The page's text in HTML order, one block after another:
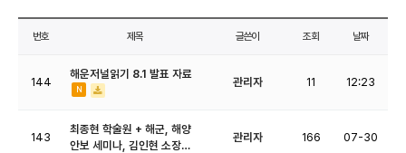
번호 제목 글쓴이 조회 날짜
144
해운저널읽기 8.1 발표 자료
N
관리자 11 12:23
143
최종현 학술원 + 해군, 해양
안보 세미나, 김인현 소장…
관리자 166 07-30